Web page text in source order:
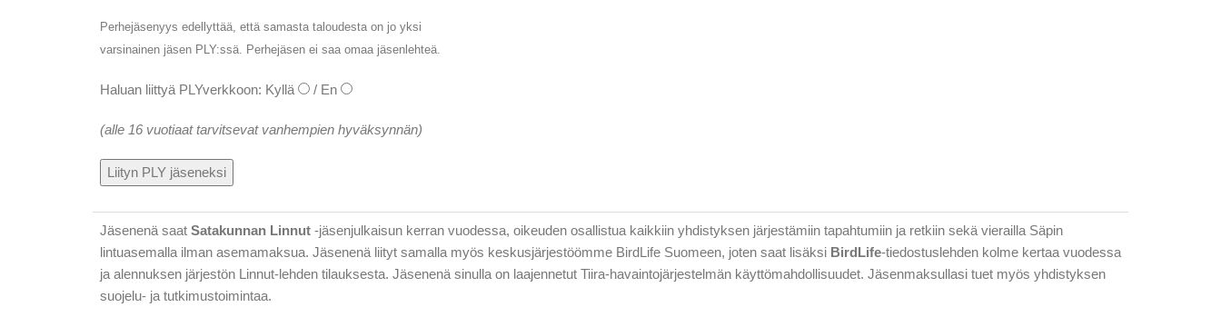
Perhejäsenyys edellyttää, että samasta taloudesta on jo yksi
varsinainen jäsen PLY:ssä. Perhejäsen ei saa omaa jäsenlehteä.
Haluan liittyä PLYverkkoon: Kyllä / En
(alle 16 vuotiaat tarvitsevat vanhempien hyväksynnän)
Jäsenenä saat Satakunnan Linnut -jäsenjulkaisun kerran vuodessa, oikeuden osallistua kaikkiin yhdistyksen järjestämiin tapahtumiin ja retkiin sekä vierailla Säpin
lintuasemalla ilman asemamaksua. Jäsenenä liityt samalla myös keskusjärjestöömme BirdLife Suomeen, joten saat lisäksi BirdLife-tiedostuslehden kolme kertaa vuodessa
ja alennuksen järjestön Linnut-lehden tilauksesta. Jäsenenä sinulla on laajennetut Tiira-havaintojärjestelmän käyttömahdollisuudet. Jäsenmaksullasi tuet myös yhdistyksen
suojelu- ja tutkimustoimintaa.